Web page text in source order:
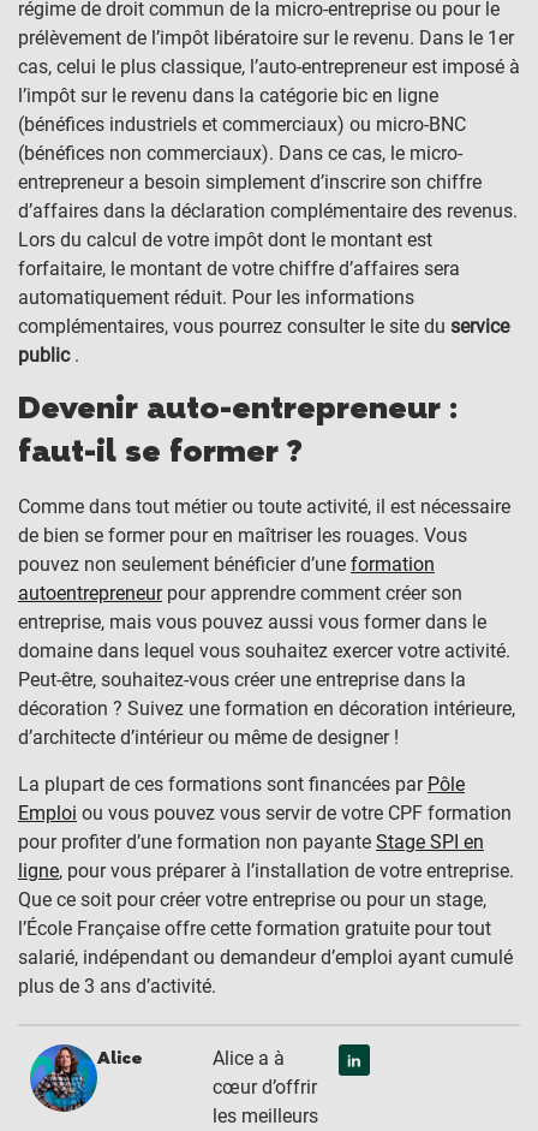
régime de droit commun de la micro-entreprise ou pour le
prélèvement de l’impôt libératoire sur le revenu. Dans le 1er
cas, celui le plus classique, l’auto-entrepreneur est imposé à
l’impôt sur le revenu dans la catégorie bic en ligne
(bénéfices industriels et commerciaux) ou micro-BNC
(bénéfices non commerciaux). Dans ce cas, le micro-
entrepreneur a besoin simplement d’inscrire son chiffre
d’affaires dans la déclaration complémentaire des revenus.
Lors du calcul de votre impôt dont le montant est
forfaitaire, le montant de votre chiffre d’affaires sera
automatiquement réduit. Pour les informations
complémentaires, vous pourrez consulter le site du service
public .
Devenir auto-entrepreneur :
faut-il se former ?
Comme dans tout métier ou toute activité, il est nécessaire
de bien se former pour en maîtriser les rouages. Vous
pouvez non seulement bénéficier d’une formation
autoentrepreneurpour apprendre comment créer son
entreprise, mais vous pouvez aussi vous former dans le
domaine dans lequel vous souhaitez exercer votre activité.
Peut-être, souhaitez-vous créer une entreprise dans la
décoration ? Suivez une formation en décoration intérieure,
d’architecte d’intérieur ou même de designer !
La plupart de ces formations sont financées par Pôle
Emploi ou vous pouvez vous servir de votre CPF formation
pour profiter d’une formation non payante Stage SPI en
ligne, pour vous préparer à l’installation de votre entreprise.
Que ce soit pour créer votre entreprise ou pour un stage,
l’École Française offre cette formation gratuite pour tout
salarié, indépendant ou demandeur d’emploi ayant cumulé
plus de 3 ans d’activité.
Alice
Alice a à
cœur d’offrir
les meilleurs